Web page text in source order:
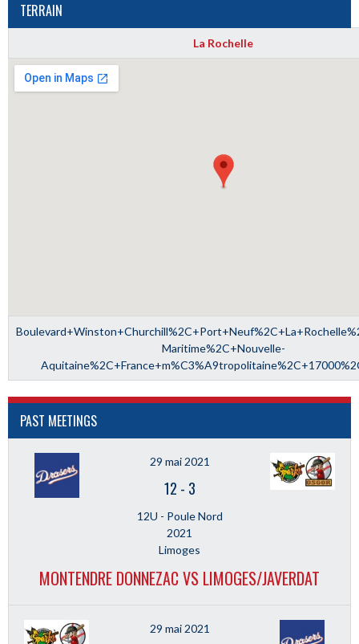
TERRAIN
La Rochelle
Maritime%2C+Nouvelle-
PAST MEETINGS
29 mai 2021
12 - 3
12U - Poule Nord
2021
Limoges
MONTENDRE DONNEZAC VS LIMOGES/JAVERDAT
29 mai 2021